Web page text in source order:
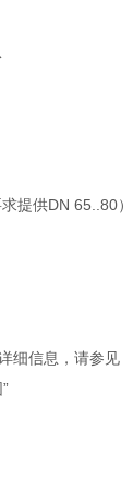
提供DN 65..80）
细信息，请参见